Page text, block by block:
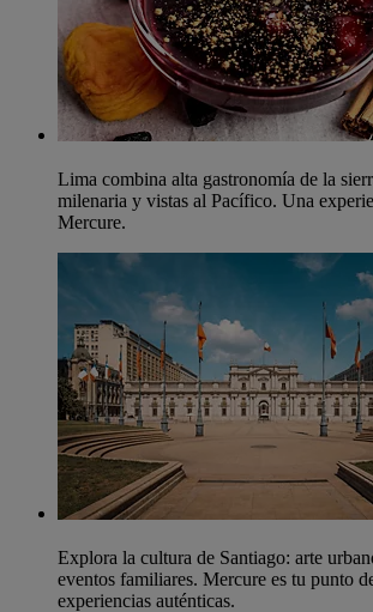
Lima combina alta gastronomía de la
milenaria y vistas al Pacífico. Una
Mercure.
Explora la cultura de Santiago: arte
eventos familiares. Mercure es tu punto
experiencias auténticas.